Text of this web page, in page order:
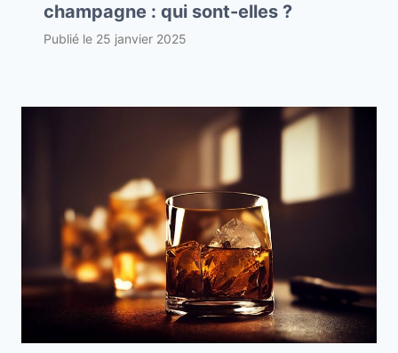
champagne : qui sont-elles ?
Publié le 25 janvier 2025